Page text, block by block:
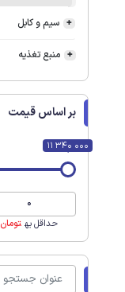
سیم و کابل
منبع تغذیه
بر اساس قیمت
11 340 000
حداقل به تومان